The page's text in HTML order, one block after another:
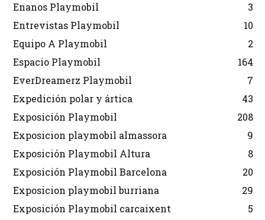
Enanos Playmobil
3
Entrevistas Playmobil
10
Equipo A Playmobil
2
Espacio Playmobil
164
EverDreamerz Playmobil
7
Expedición polar y ártica
43
Exposición Playmobil
208
Exposicion playmobil almassora
9
Exposición Playmobil Altura
8
Exposición Playmobil Barcelona
20
Exposicion playmobil burriana
29
Exposición Playmobil carcaixent
5